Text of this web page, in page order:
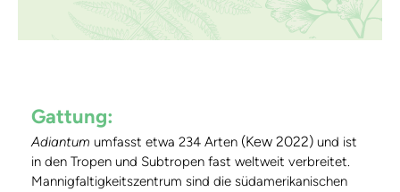
Gattung:
Adiantum umfasst etwa 234 Arten (Kew 2022) und ist
in den Tropen und Subtropen fast weltweit verbreitet.
Mannigfaltigkeitszentrum sind die südamerikanischen